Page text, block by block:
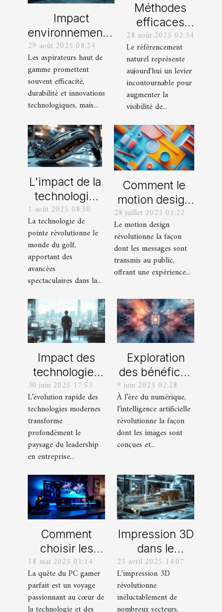
Impact
environnemental
des aspirateurs
haut de gamme :
Mythes et
réalités
29 août 2025 08:24
Les aspirateurs haut de
gamme promettent
souvent efficacité,
durabilité et innovations
technologiques, mais...
Méthodes
efficaces
pour
maximiser le
potentiel
SEO de votre
site internet
28 août 2025 02:34
Le référencement
naturel représente
aujourd'hui un levier
incontournable pour
augmenter la
visibilité de...
L'impact de la
technologie
de pointe
dans la
fabrication
des
équipements
de golf
1 août 2025 08:50
La technologie de
pointe révolutionne le
monde du golf,
apportant des
avancées
spectaculaires dans la...
Comment le
motion design
transforme-t-il
la
communication
visuelle ?
28 juillet 2025 01:22
Le motion design
révolutionne la façon
dont les messages sont
transmis au public,
offrant une expérience...
Impact des
technologies
modernes sur
le leadership
en entreprise
30 juin 2025 17:53
L’évolution rapide des
technologies modernes
transforme
profondément le
paysage du leadership
en entreprise...
Exploration
des bénéfices
de l'IA pour la
création de
visuels
innovants
9 juin 2025 02:28
À l’ère du numérique,
l’intelligence artificielle
révolutionne la façon
dont les images sont
conçues et...
Comment
choisir les
composants
pour un
ordinateur
gamer sur
18 mai 2025 01:14
La quête du PC gamer
parfait est un voyage
passionnant au cœur de
Impression 3D
dans le
secteur spatial
dernières
innovations et
projets
25 avril 2025 14:07
L'impression 3D
révolutionne
inéluctablement de